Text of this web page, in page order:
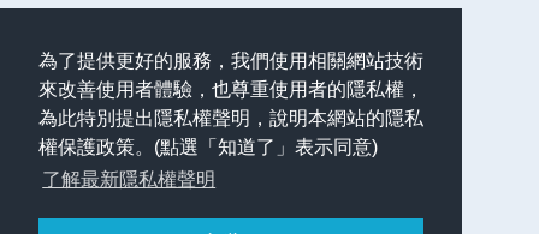
為了提供更好的服務，我們使用相關網站技術
來改善使用者體驗，也尊重使用者的隱私權，
為此特別提出隱私權聲明，說明本網站的隱私
權保護政策。(點選「知道了」表示同意)
了解最新隱私權聲明
聯絡
任何意見或問題請聯絡
admin.AIdea@itri.org.tw
繁體中文